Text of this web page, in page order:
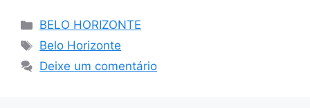
Categorias
BELO HORIZONTE
Tags
Belo Horizonte
Deixe um comentário